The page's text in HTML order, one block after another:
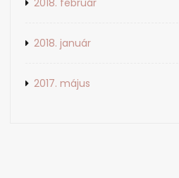
2018. február
2018. január
2017. május